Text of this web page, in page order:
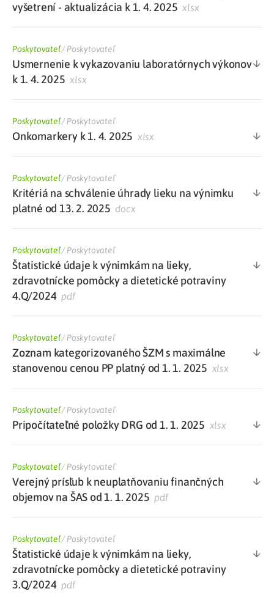
vyšetrení - aktualizácia k 1. 4. 2025 xlsx
Poskytovateľ/Poskytovateľ
Usmernenie k vykazovaniu laboratórnych výkonov
k 1. 4. 2025 xlsx
Poskytovateľ/Poskytovateľ
Onkomarkery k 1. 4. 2025 xlsx
Poskytovateľ/Poskytovateľ
Kritériá na schválenie úhrady lieku na výnimku
platné od 13. 2. 2025 docx
Poskytovateľ/Poskytovateľ
Štatistické údaje k výnimkám na lieky,
zdravotnícke pomôcky a dietetické potraviny
4.Q/2024pdf
Poskytovateľ/Poskytovateľ
Zoznam kategorizovaného ŠZM s maximálne
stanovenou cenou PP platný od 1. 1. 2025 xlsx
Poskytovateľ/Poskytovateľ
Pripočítateľné položky DRG od 1. 1. 2025 xlsx
Poskytovateľ/Poskytovateľ
Verejný prísľub k neuplatňovaniu finančných
objemov na ŠAS od 1. 1. 2025 pdf
Poskytovateľ/Poskytovateľ
Štatistické údaje k výnimkám na lieky,
zdravotnícke pomôcky a dietetické potraviny
3.Q/2024pdf